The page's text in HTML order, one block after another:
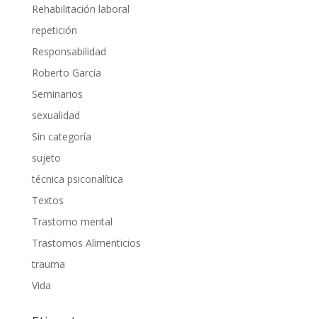
Rehabilitación laboral
repetición
Responsabilidad
Roberto García
Seminarios
sexualidad
Sin categoría
sujeto
técnica psiconalítica
Textos
Trastorno mental
Trastornos Alimenticios
trauma
Vida